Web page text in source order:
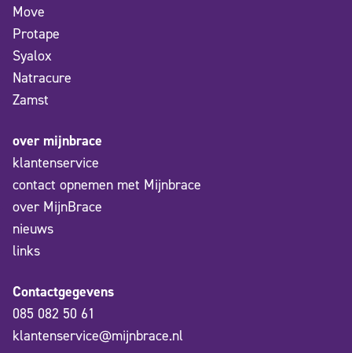
Move
Protape
Syalox
Natracure
Zamst
over mijnbrace
klantenservice
contact opnemen met Mijnbrace
over MijnBrace
nieuws
links
Contactgegevens
085 082 50 61
klantenservice@mijnbrace.nl